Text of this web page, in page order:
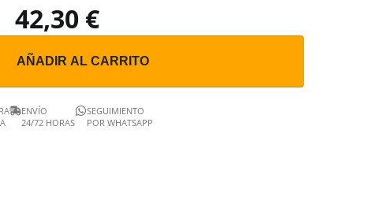
42,30 €
AÑADIR AL CARRITO
ENVÍO
24/72 HORAS
SEGUIMIENTO
POR WHATSAPP